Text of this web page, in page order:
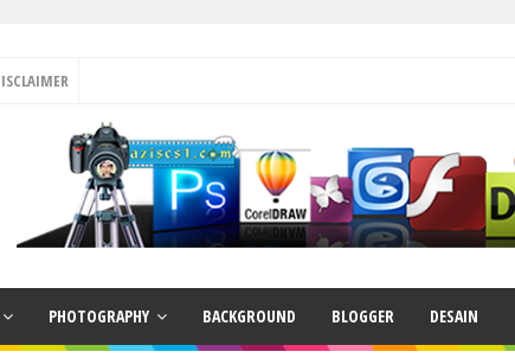
PHOTOGRAPHY BACKGROUND BLOGGER DESAIN